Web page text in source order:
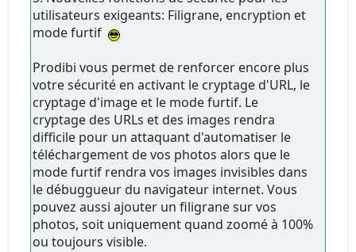
utilisateurs exigeants: Filigrane, encryption et
mode furtif
Prodibi vous permet de renforcer encore plus
votre sécurité en activant le cryptage d'URL, le
cryptage d'image et le mode furtif. Le
cryptage des URLs et des images rendra
difficile pour un attaquant d'automatiser le
téléchargement de vos photos alors que le
mode furtif rendra vos images invisibles dans
le débuggueur du navigateur internet. Vous
pouvez aussi ajouter un filigrane sur vos
photos, soit uniquement quand zoomé à 100%
ou toujours visible.